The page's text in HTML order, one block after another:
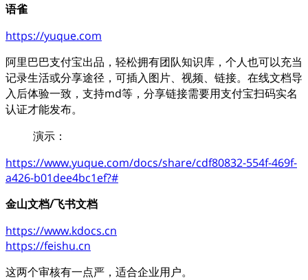
语雀
https://yuque.com
阿里巴巴支付宝出品，轻松拥有团队知识库，个人也可以充当
记录生活或分享途径，可插入图片、视频、链接。在线文档导
入后体验一致，支持md等，分享链接需要用支付宝扫码实名
认证才能发布。
演示：
https://www.yuque.com/docs/share/cdf80832-554f-469f-
a426-b01dee4bc1ef?#
金山文档/飞书文档
https://www.kdocs.cn
https://feishu.cn
这两个审核有一点严，适合企业用户。